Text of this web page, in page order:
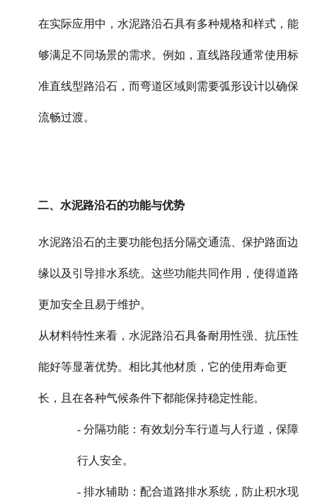
在实际应用中，水泥路沿石具有多种规格和样式，能
够满足不同场景的需求。例如，直线路段通常使用标
准直线型路沿石，而弯道区域则需要弧形设计以确保
流畅过渡。
二、水泥路沿石的功能与优势
水泥路沿石的主要功能包括分隔交通流、保护路面边
缘以及引导排水系统。这些功能共同作用，使得道路
更加安全且易于维护。
从材料特性来看，水泥路沿石具备耐用性强、抗压性
能好等显著优势。相比其他材质，它的使用寿命更
长，且在各种气候条件下都能保持稳定性能。
- 分隔功能：有效划分车行道与人行道，保障
行人安全。
- 排水辅助：配合道路排水系统，防止积水现